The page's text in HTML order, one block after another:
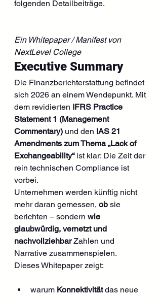
folgenden Detailbeiträge.
Ein Whitepaper / Manifest von
NextLevel College
Executive Summary
Die Finanzberichterstattung befindet
sich 2026 an einem Wendepunkt. Mit
dem revidierten IFRS Practice
Statement 1 (Management
Commentary) und den IAS 21
Amendments zum Thema „Lack of
Exchangeability“ ist klar: Die Zeit der
rein technischen Compliance ist
vorbei.
Unternehmen werden künftig nicht
mehr daran gemessen, ob sie
berichten – sondern wie
glaubwürdig, vernetzt und
nachvollziehbar Zahlen und
Narrative zusammenspielen.
Dieses Whitepaper zeigt:
warum Konnektivität das neue